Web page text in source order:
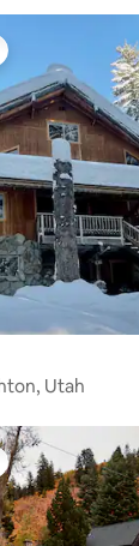
Utah